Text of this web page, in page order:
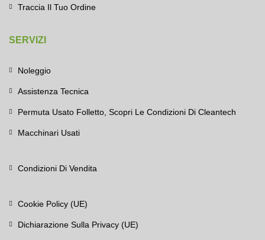
Traccia Il Tuo Ordine
SERVIZI
Noleggio
Assistenza Tecnica
Permuta Usato Folletto, Scopri Le Condizioni Di Cleantech
Macchinari Usati
Condizioni Di Vendita
Cookie Policy (UE)
Dichiarazione Sulla Privacy (UE)